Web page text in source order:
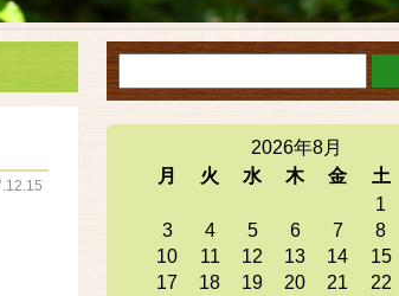
2026年8月
月
火 水 木 金 土
1
3
4 5 6 7 8
10
11 12 13 14 15
17
18 19 20 21 22